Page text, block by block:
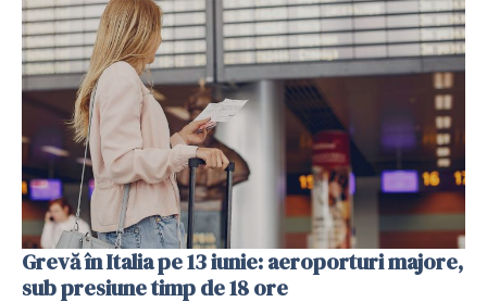
Grevă în Italia pe 13 iunie: aeroporturi majore,
sub presiune timp de 18 ore